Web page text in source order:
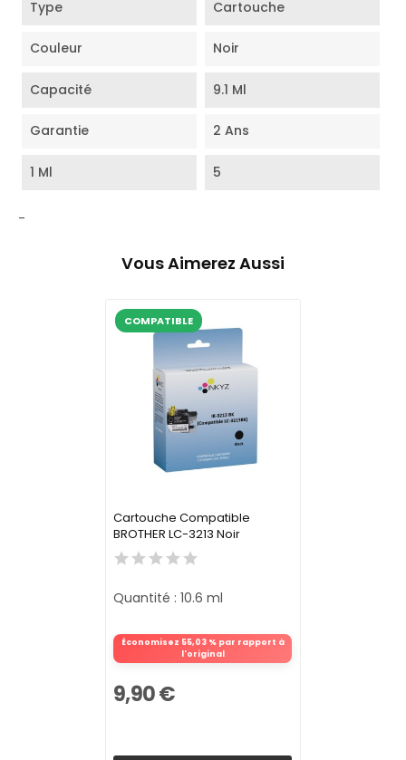
Type Cartouche
Couleur Noir
Capacité 9.1 Ml
Garantie 2 Ans
1 Ml 5
-
Vous Aimerez Aussi
COMPATIBLE
Cartouche Compatible
BROTHER LC-3213 Noir
Économisez 55,03 % par rapport à
l'original
Quantité : 10.6 ml
9,90 €